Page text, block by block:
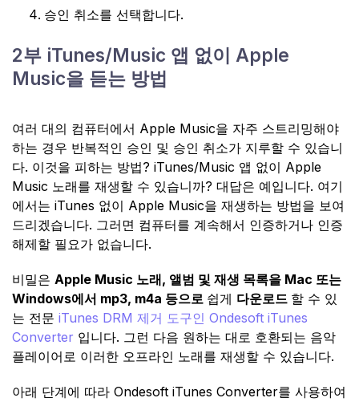
승인 취소를 선택합니다.
2부 iTunes/Music 앱 없이 Apple
Music을 듣는 방법
여러 대의 컴퓨터에서 Apple Music을 자주 스트리밍해야
하는 경우 반복적인 승인 및 승인 취소가 지루할 수 있습니
다. 이것을 피하는 방법? iTunes/Music 앱 없이 Apple
Music 노래를 재생할 수 있습니까? 대답은 예입니다. 여기
에서는 iTunes 없이 Apple Music을 재생하는 방법을 보여
드리겠습니다. 그러면 컴퓨터를 계속해서 인증하거나 인증
해제할 필요가 없습니다.
비밀은 Apple Music 노래, 앨범 및 재생 목록을 Mac 또는
Windows에서 mp3, m4a 등으로 쉽게 다운로드 할 수 있
는 전문 iTunes DRM 제거 도구인 Ondesoft iTunes
Converter 입니다. 그런 다음 원하는 대로 호환되는 음악
플레이어로 이러한 오프라인 노래를 재생할 수 있습니다.
아래 단계에 따라 Ondesoft iTunes Converter를 사용하여